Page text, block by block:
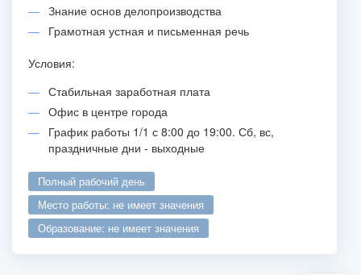
Знание основ делопроизводства
Грамотная устная и письменная речь
Условия:
Стабильная заработная плата
Офис в центре города
График работы 1/1 с 8:00 до 19:00. Сб, вс,
праздничные дни - выходные
полный рабочий день
место работы: не имеет значения
образование: не имеет значения